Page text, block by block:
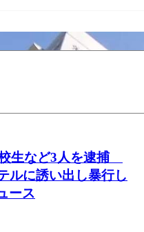
生など3人を逮捕
ルに誘い出し暴行し
ース